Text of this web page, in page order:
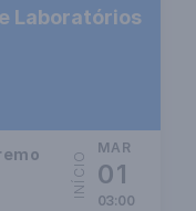
Laboratórios
INÍCIO
MAR
01
03:00